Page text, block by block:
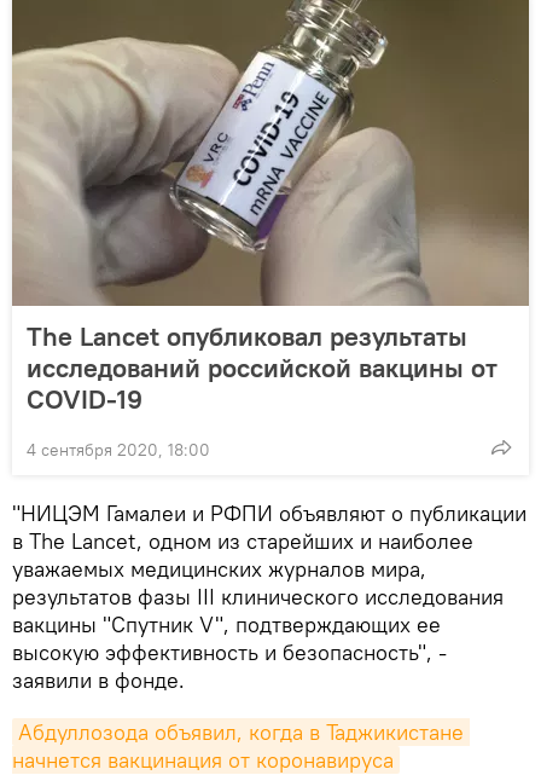
The Lancet опубликовал результаты
исследований российской вакцины от
COVID-19
4 сентября 2020, 18:00
"НИЦЭМ Гамалеи и РФПИ объявляют о публикации
в The Lancet, одном из старейших и наиболее
уважаемых медицинских журналов мира,
результатов фазы III клинического исследования
вакцины "Спутник V", подтверждающих ее
высокую эффективность и безопасность", -
заявили в фонде.
Абдуллозода объявил, когда в Таджикистане
начнется вакцинация от коронавируса